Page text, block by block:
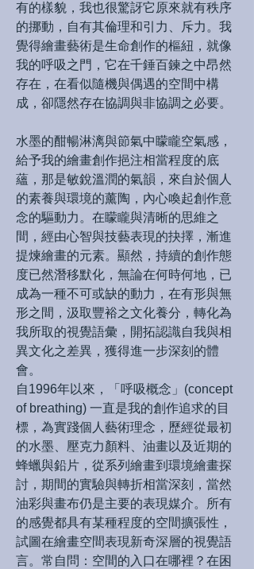
有的樣貌，我也很驚訝它原來就有秩序
的挪動，自有其倫理和引力、斥力。我
覺得繪畫藝術是生命創作的樞紐，就像
我的呼吸之門，它在千錘百鍊之中昂然
存在，在看似隨機與偶遇的空間中構
成，卻隱然存在協調與非協調之必要。
水墨的酣暢淋漓與節氣中矇矓空氣感，
給予我的繪畫創作挹注相當程度的底
蘊，那是敏銳溫潤的氣韻，來自於個人
的素養與環境的薰陶，內心喚起創作意
念的驅動力。在矇矓與清晰的思維之
間，經由心智與技藝表現的抉擇，漸進
提煉繪畫的元素。顯然，持續的創作態
度已然潛移默化，無論在何時何地，已
成為一種不可或缺的動力，在有形與無
形之間，汲取豐裕之文化養分，轉化為
我所取的視覺語彙，開拓認識自我與相
異文化之差異，獲得進一步深刻的體
會。
自1996年以來，「呼吸概念」(concept
of breathing) 一直是我的創作追求的目
標，為實踐個人藝術理念，歷經從最初
的水墨、壓克力顏料、油畫以及近期的
蜂蠟與鉛片，從系列繪畫到環境繪畫探
討，期間的實驗與轉折相當深刻，當然
油彩與畫布仍是主要的表現媒介。所有
的感覺都具有某種程度的空間擴張性，
試圖在繪畫空間表現新奇深層的視覺語
言。常自問：空間的入口在哪裡？在困